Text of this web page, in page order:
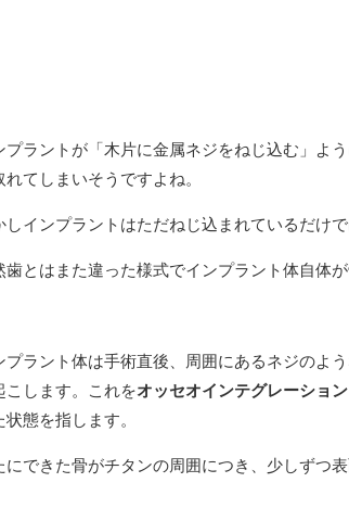
療の流れ
生歯科口腔外科クリニック
プラントが「木片に金属ネジをねじ込む」よ
れてしまいそうですよね。
しインプラントはただねじ込まれているだけで
歯とはまた違った様式でインプラント体自体
プラント体は手術直後、周囲にあるネジのよ
こします。これをオッセオインテグレーション
状態を指します。
にできた骨がチタンの周囲につき、少しずつ